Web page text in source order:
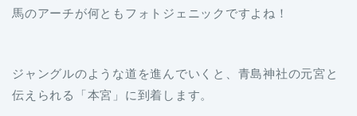
馬のアーチが何ともフォトジェニックですよね！
ジャングルのような道を進んでいくと、青島神社の元宮と
伝えられる「本宮」に到着します。